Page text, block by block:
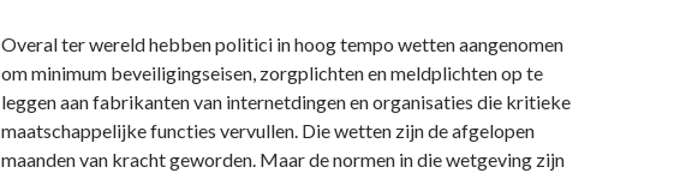
Overal ter wereld hebben politici in hoog tempo wetten aangenomen
om minimum beveiligingseisen, zorgplichten en meldplichten op te
leggen aan fabrikanten van internetdingen en organisaties die kritieke
maatschappelijke functies vervullen. Die wetten zijn de afgelopen
maanden van kracht geworden. Maar de normen in die wetgeving zijn